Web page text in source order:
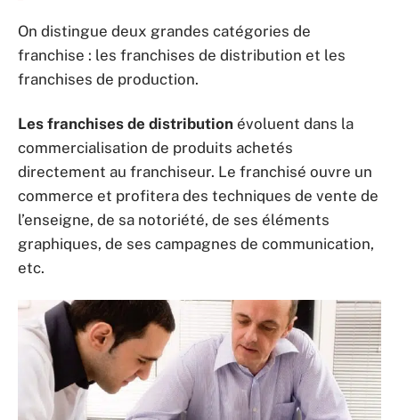
On distingue deux grandes catégories de
franchise : les franchises de distribution et les
franchises de production.
Les franchises de distribution évoluent dans la
commercialisation de produits achetés
directement au franchiseur. Le franchisé ouvre un
commerce et profitera des techniques de vente de
l’enseigne, de sa notoriété, de ses éléments
graphiques, de ses campagnes de communication,
etc.